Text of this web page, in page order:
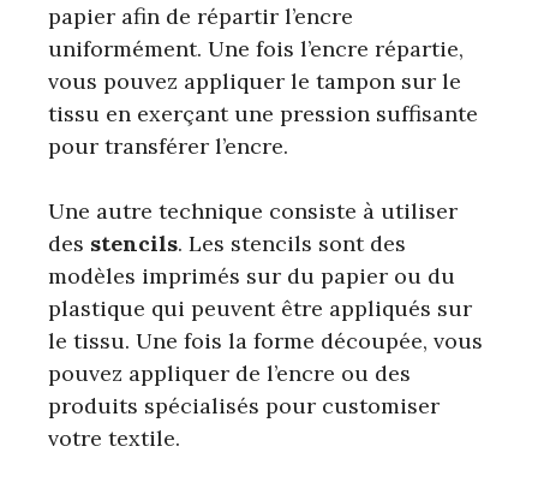
papier afin de répartir l’encre
uniformément. Une fois l’encre répartie,
vous pouvez appliquer le tampon sur le
tissu en exerçant une pression suffisante
pour transférer l’encre.
Une autre technique consiste à utiliser
des stencils. Les stencils sont des
modèles imprimés sur du papier ou du
plastique qui peuvent être appliqués sur
le tissu. Une fois la forme découpée, vous
pouvez appliquer de l’encre ou des
produits spécialisés pour customiser
votre textile.